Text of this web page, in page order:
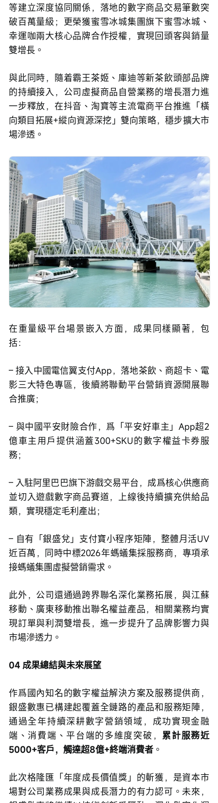
等建立深度協同關係，落地的數字商品交易筆數突
破百萬量級；更榮獲蜜雪冰城集團旗下蜜雪冰城、
幸運咖兩大核心品牌合作授權，實現回頭客與銷量
雙增長。
與此同時，隨着霸王茶姬、庫迪等新茶飲頭部品牌
的持續接入，公司虛擬商品自營業務的增長潛力進
一步釋放，在抖音、淘寶等主流電商平台推進「橫
向類目拓展+縱向資源深挖」雙向策略，穩步擴大市
場滲透。
在重量級平台場景嵌入方面，成果同樣顯著，包
括：
– 接入中國電信翼支付App，落地茶飲、商超卡、電
影三大特色專區，後續將聯動平台營銷資源開展聯
合推廣；
– 與中國平安財險合作，爲「平安好車主」App超2
億車主用戶提供涵蓋300+SKU的數字權益卡券服
務；
– 入駐阿里巴巴旗下游戲交易平台，成爲核心供應商
並切入遊戲數字商品賽道，上線後持續擴充供給品
類，實現穩定毛利產出；
– 自有「銀盛兌」支付寶小程序矩陣，整體月活UV
近百萬，同時中標2026年螞蟻集採服務商，專項承
接螞蟻集團虛擬營銷需求。
此外，公司還通過跨界聯名深化業務拓展，與江蘇
移動、廣東移動推出聯名權益產品，相關業務均實
現訂單與利潤雙增長，進一步提升了品牌影響力與
市場滲透力。
04 成果總結與未來展望
作爲國內知名的數字權益解決方案及服務提供商，
銀盛數惠已構建起覆蓋全鏈路的產品和服務矩陣，
通過全年持續深耕數字營銷領域，成功實現金融
端、消費端、平台端的多維度突破， 累計服務近
5000+客戶，觸達超8億+終端消費者 。
此次格隆匯「年度成長價值獎」的斬獲，是資本市
場對公司業務成果與成長潛力的有力認可。未來，